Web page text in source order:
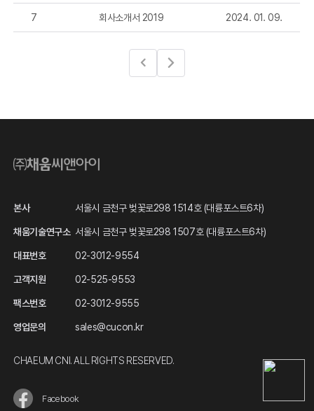
7 회사소개서 2019 2024. 01. 09.
본사 서울시 금천구 벚꽃로298 1514호 (대륭포스트6차)
채움기술연구소 서울시 금천구 벚꽃로298 1507호 (대륭포스트6차)
대표번호 02-3012-9554
고객지원 02-525-9553
팩스번호 02-3012-9555
영업문의 sales@cucon.kr
CHAEUM CNI. ALL RIGHTS RESERVED.
Facebook